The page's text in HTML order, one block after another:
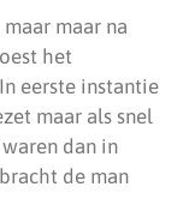
maar na
het
eerste instantie
maar als snel
dan in
de man